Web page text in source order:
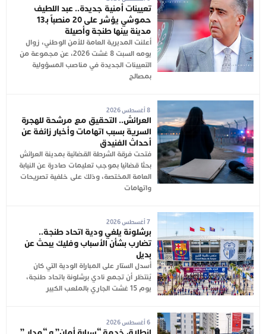
تعيينات أمنية جديدة.. عبد اللطيف
حموشي يؤشر على 20 منصباً بـ13
مدينة بينها طنجة وأصيلة
أعلنت المديرية العامة للأمن الوطني، زوال
يومه السبت 8 غشت 2026، عن مجموعة من
التعيينات الجديدة في مناصب المسؤولية
بمصالح
8 أغسطس 2026
العرائش.. التحقيق مع مرشحة للهجرة
السرية بسبب اتهامات وأخبار زائفة عن
أحداث الفنيدق
فتحت فرقة الشرطة القضائية بمدينة العرائش
بحثا قضائيا بموجب تعليمات صادرة عن النيابة
العامة المختصة، وذلك على خلفية تصريحات
واتهامات
7 أغسطس 2026
برشلونة يلغي ودية اتحاد طنجة..
تضارب بشأن الأسباب وفليك يبحث عن
بديل
أُسدل الستار على المباراة الودية التي كان
يُنتظر أن تجمع نادي برشلونة باتحاد طنجة،
يوم 15 غشت الجاري بالملعب الكبير
6 أغسطس 2026